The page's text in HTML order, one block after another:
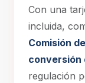
Con una
incluida,
Comisión
conversión
regulación